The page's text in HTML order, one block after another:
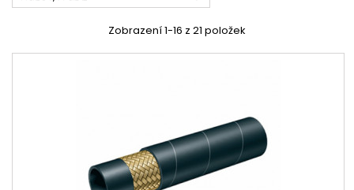
Zobrazení 1-16 z 21 položek